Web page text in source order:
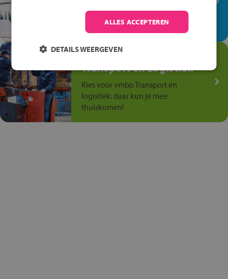
op de winkelvloer, waar elke dag
anders is!
Jouw talent in de
Transport en Logistiek
Kies voor vmbo Transport en
logistiek: daar kun je mee
thuiskomen!
ALLES ACCEPTEREN
DETAILS WEERGEVEN